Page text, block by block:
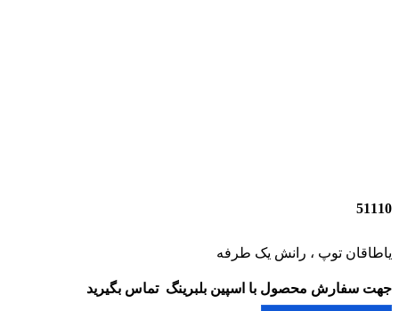
51110
یاطاقان توپ ، رانش یک طرفه
جهت سفارش محصول با اسپین بلبرینگ تماس بگیرید